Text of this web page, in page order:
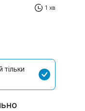
1 хв
тільки